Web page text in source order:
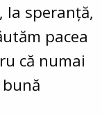
la speranţă,
pacea
că numai